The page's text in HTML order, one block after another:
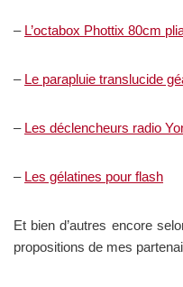
– L’octabox Phottix 80cm
– Le parapluie translucide
– Les déclencheurs radio
– Les gélatines pour flash
Et bien d’autres encore
propositions de mes